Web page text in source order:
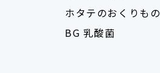
ホタテのおくりもの
BG 乳酸菌